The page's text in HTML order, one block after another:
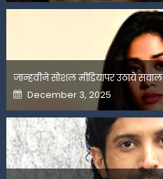
जान्हवीने सोशल मीडियापर उठाये सवाल
Posted
on
December 3, 2025